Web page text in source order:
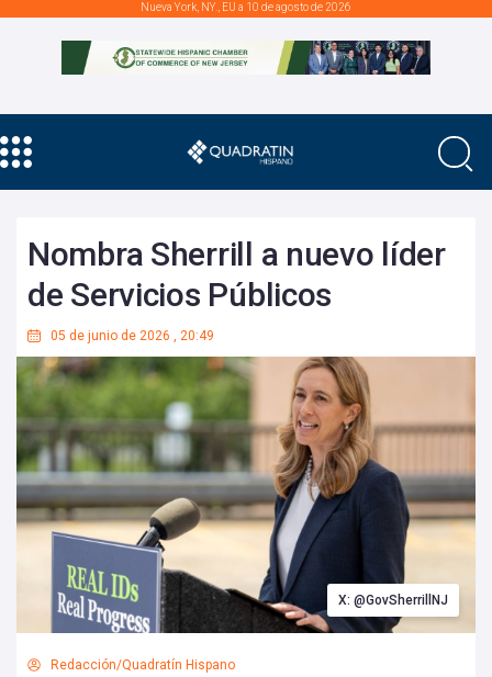
Nueva York, NY., EU a 10 de agosto de 2026
Nombra Sherrill a nuevo líder
de Servicios Públicos
05 de junio de 2026 , 20:49
X: @GovSherrillNJ
Redacción/Quadratín Hispano